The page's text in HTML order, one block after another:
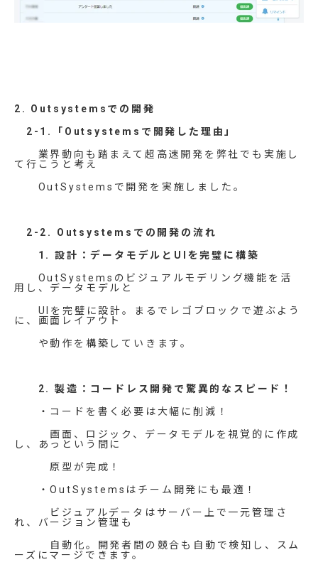
2. Outsystemsでの開発
2-1.「Outsystemsで開発した理由」
業界動向も踏まえて超高速開発を弊社でも実施し
て行こうと 考え
OutSystemsで開発を実施しました。
2-2. Outsystemsでの開発の流れ
1. 設計：データモデルとUIを完璧に構築
OutSystemsのビジュアルモデリング機能を活
用し、データモデルと
UIを完璧に設計。まるでレゴブロックで遊ぶよう
に、画面レイアウト
や動作を構築していきます。
2. 製造：コードレス開発で驚異的なスピード！
・コードを書く必要は大幅に削減！
画面、ロジック、データモデルを視覚的に作成
し、あっという間に
原型が完成！
・OutSystemsはチーム開発にも最適！
ビジュアルデータはサーバー上で一元管理さ
れ、バージョン管理も
自動化。開発者間の競合も自動で検知し、スム
ーズにマージできます。